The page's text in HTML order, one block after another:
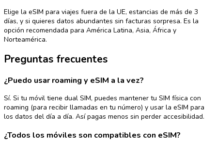
Elige la eSIM para viajes fuera de la UE, estancias de más de 3
días, y si quieres datos abundantes sin facturas sorpresa. Es la
opción recomendada para América Latina, Asia, África y
Norteamérica.
Preguntas frecuentes
¿Puedo usar roaming y eSIM a la vez?
Sí. Si tu móvil tiene dual SIM, puedes mantener tu SIM física con
roaming (para recibir llamadas en tu número) y usar la eSIM para
los datos del día a día. Así pagas menos sin perder accesibilidad.
¿Todos los móviles son compatibles con eSIM?